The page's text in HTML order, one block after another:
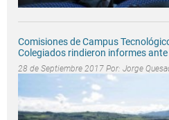
Comisiones de Campus
Colegiados rindieron informes ante
28 de Septiembre 2017 Por: Jorge